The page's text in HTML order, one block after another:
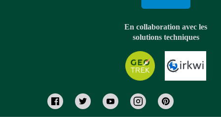
En collaboration avec les
solutions techniques